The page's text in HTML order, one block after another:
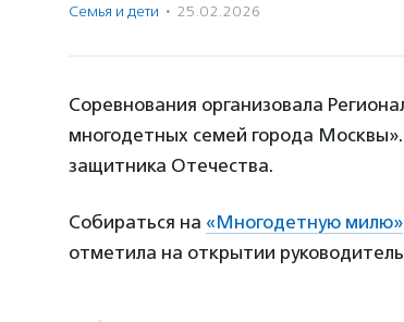
Семья и дети · 25.02.2026
Соревнования организовала
многодетных семей города
защитника Отечества.
Собираться на «Многодетную милю»
отметила на открытии